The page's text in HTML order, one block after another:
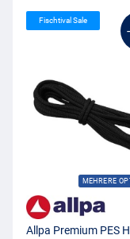
MEHRERE
Fischtival Sale
Allpa Premium PES